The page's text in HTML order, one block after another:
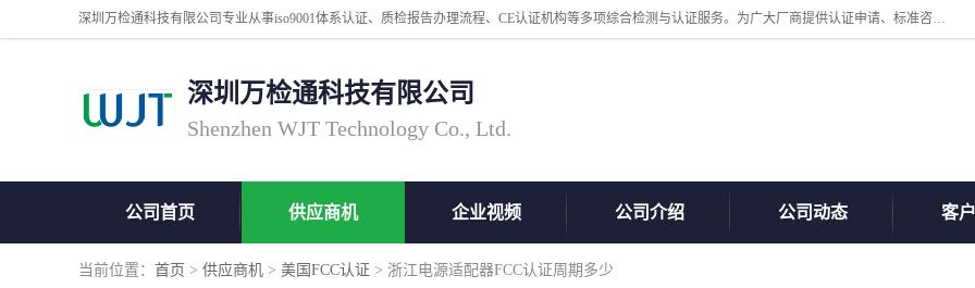
深圳万检通科技有限公司专业从事iso9001体系认证、质检报告办理流程、CE认证机构等多项综合检测与认证服务。为广大厂商提供认证申请、标准咨询、测试、技术支持、对策、获得认证等“一站式”服务。
深圳万检通科技有限公司
Shenzhen WJT Technology Co., Ltd.
公司首页 供应商机 企业视频 公司介绍 公司动态 客
当前位置： 首页 > 供应商机 > 美国FCC认证 > 浙江电源适配器FCC认证周期多少